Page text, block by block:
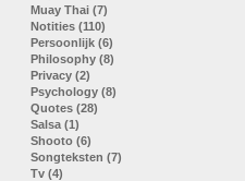
Muay Thai (7)
Notities (110)
Persoonlijk (6)
Philosophy (8)
Privacy (2)
Psychology (8)
Quotes (28)
Salsa (1)
Shooto (6)
Songteksten (7)
Tv (4)